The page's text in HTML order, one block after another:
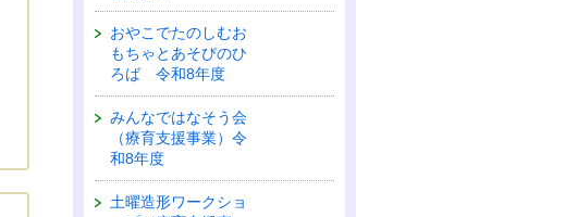
おやこでたのしむお
もちゃとあそびのひ
ろば 令和8年度
みんなではなそう会
（療育支援事業）令
和8年度
土曜造形ワークショ